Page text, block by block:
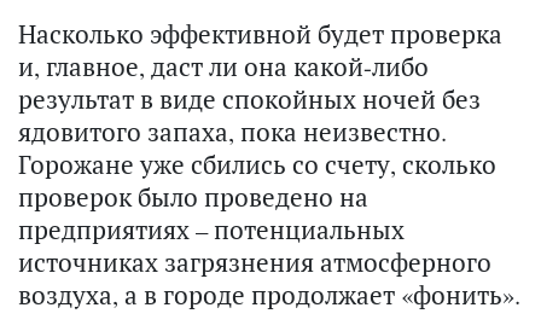
Насколько эффективной будет проверка
и, главное, даст ли она какой-либо
результат в виде спокойных ночей без
ядовитого запаха, пока неизвестно.
Горожане уже сбились со счету, сколько
проверок было проведено на
предприятиях – потенциальных
источниках загрязнения атмосферного
воздуха, а в городе продолжает «фонить».